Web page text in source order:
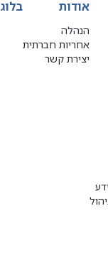
אודות
הנהלה
אחריות חברתית
יצירת קשר
בלוג